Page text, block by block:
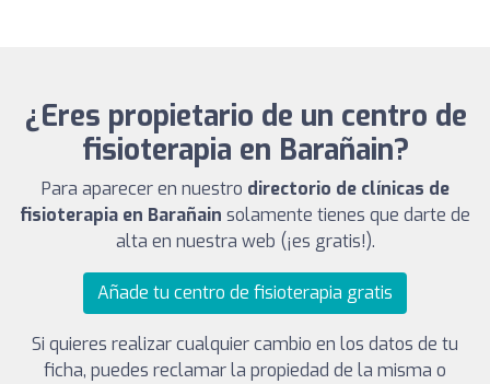
¿Eres propietario de un centro de
fisioterapia en Barañain?
Para aparecer en nuestro directorio de clínicas de
fisioterapia en Barañain solamente tienes que darte de
alta en nuestra web (¡es gratis!).
Añade tu centro de fisioterapia gratis
Si quieres realizar cualquier cambio en los datos de tu
ficha, puedes reclamar la propiedad de la misma o